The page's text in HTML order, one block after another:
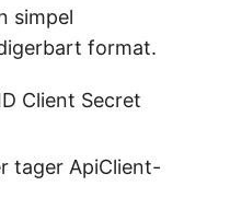
simpel
format.
Client Secret
tager ApiClient-